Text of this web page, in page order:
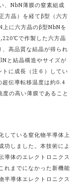
、NbN薄膜の窒素組成
方晶）を経てβ型（六方
上に六方晶のβ型NbNを
で作製した六方晶
高品質な結晶が得られ
と結晶構造やサイズが
に成長（注６）してい
超伝導転移温度は約0.4
の高い薄膜であること
している窒化物半導体上
功しました。本技術によ
導体のエレクトロニクス
れまでになかった新機能
半導体エレクトロニクス